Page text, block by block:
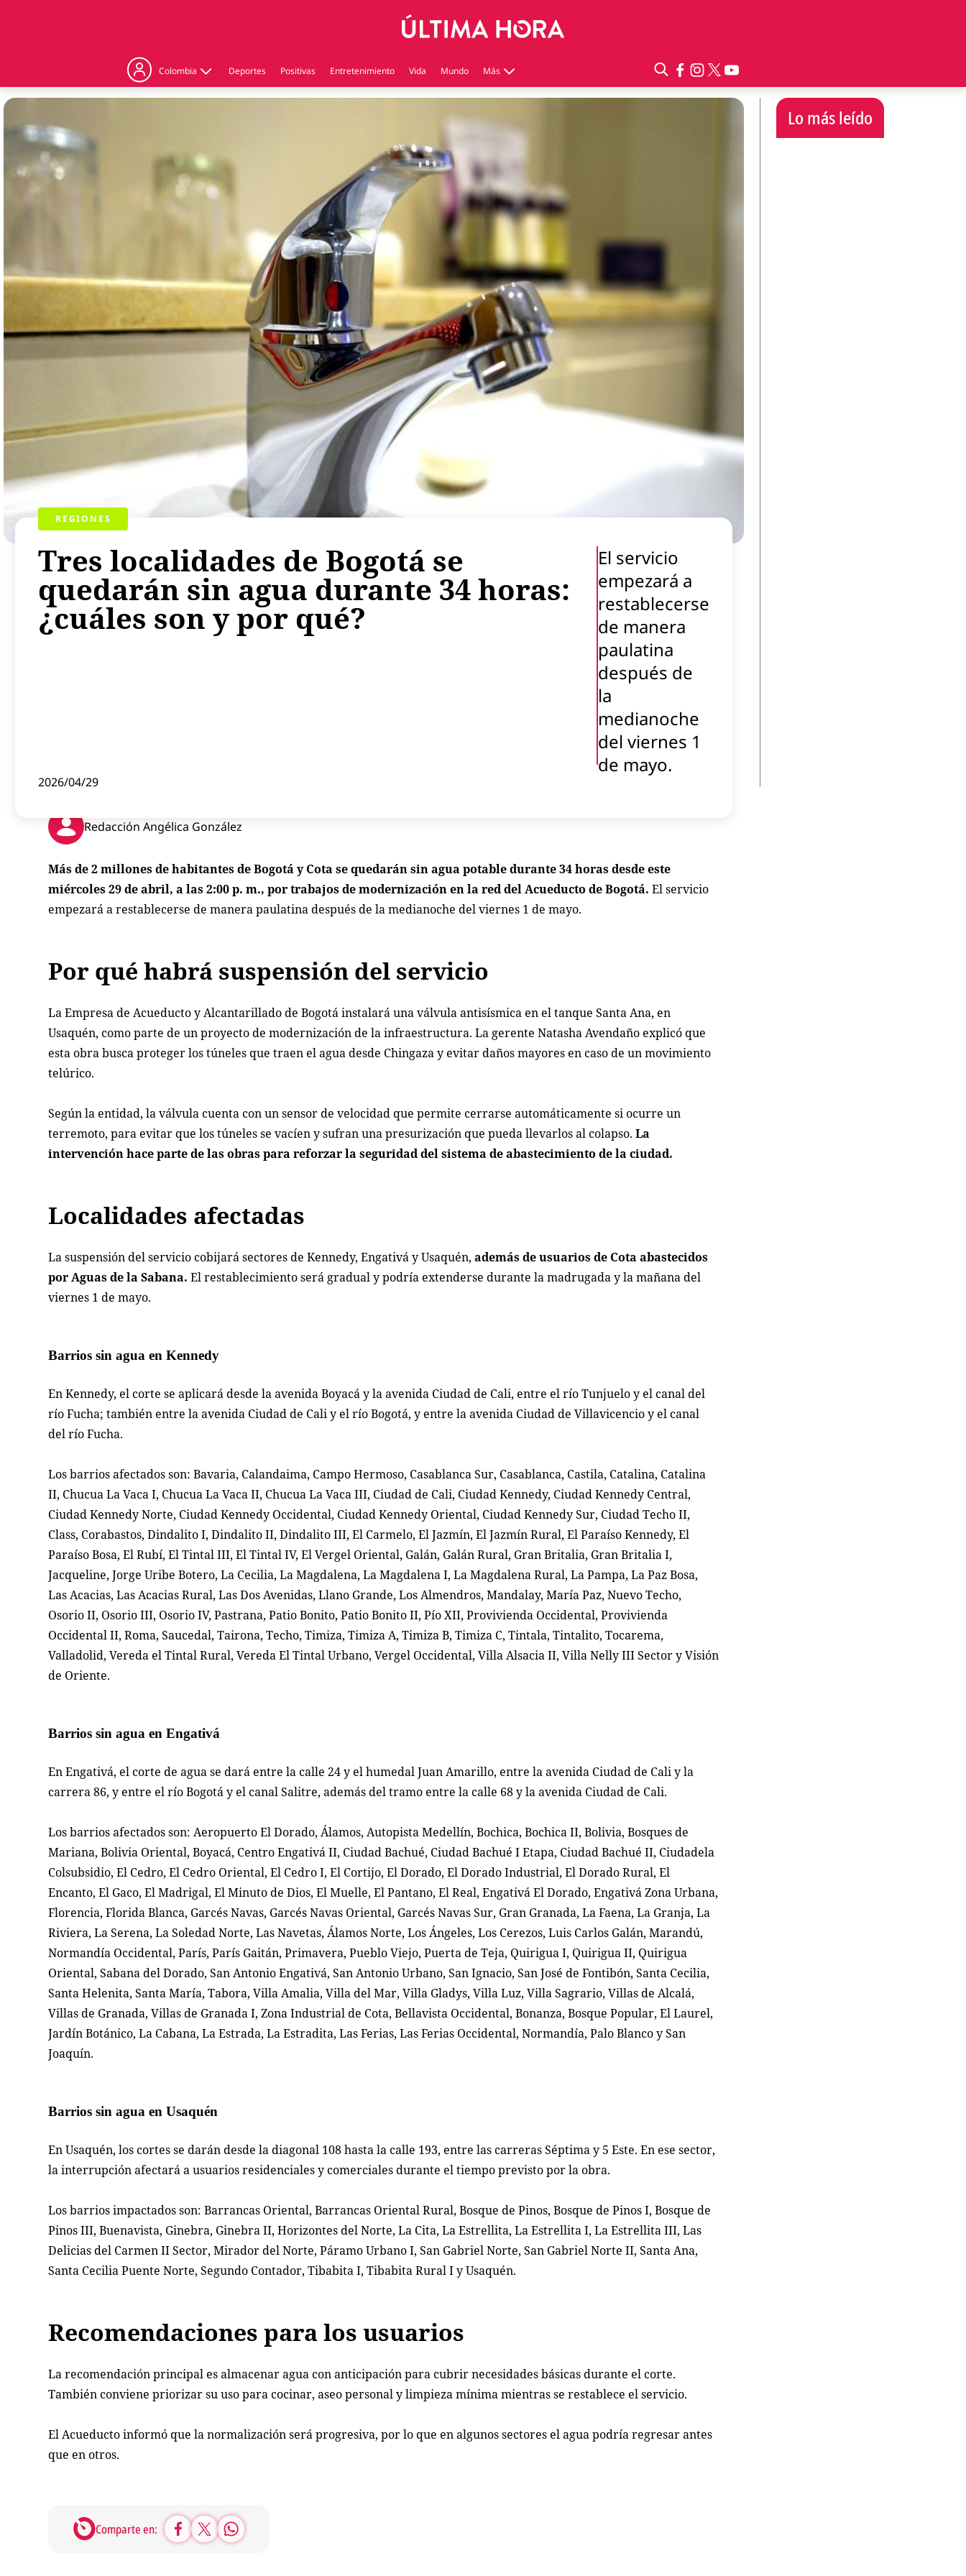
Colombia
Judicial
Deportes Positivas Entretenimiento Vida Mundo Más
Virales
Contenido patrocinado
Instagram
REGIONES
Tres localidades de Bogotá se
quedarán sin agua durante 34 horas:
¿cuáles son y por qué?
El servicio
empezará a
restablecerse
de manera
paulatina
después de
la
medianoche
del viernes 1
de mayo.
2026/04/29
Lo más leído
Redacción Angélica González
Más de 2 millones de habitantes de Bogotá y Cota se quedarán sin agua potable durante 34 horas desde este
miércoles 29 de abril, a las 2:00 p. m., por trabajos de modernización en la red del Acueducto de Bogotá.El servicio
empezará a restablecerse de manera paulatina después de la medianoche del viernes 1 de mayo.
Por qué habrá suspensión del servicio
La Empresa de Acueducto y Alcantarillado de Bogotá instalará una válvula antisísmica en el tanque Santa Ana, en
Usaquén, como parte de un proyecto de modernización de la infraestructura. La gerente Natasha Avendaño explicó que
esta obra busca proteger los túneles que traen el agua desde Chingaza y evitar daños mayores en caso de un movimiento
telúrico.
Según la entidad, la válvula cuenta con un sensor de velocidad que permite cerrarse automáticamente si ocurre un
terremoto, para evitar que los túneles se vacíen y sufran una presurización que pueda llevarlos al colapso.La
intervención hace parte de las obras para reforzar la seguridad del sistema de abastecimiento de la ciudad.
Localidades afectadas
La suspensión del servicio cobijará sectores de Kennedy, Engativá y Usaquén,además de usuarios de Cota abastecidos
por Aguas de la Sabana. El restablecimiento será gradual y podría extenderse durante la madrugada y la mañana del
viernes 1 de mayo.
Barrios sin agua en Kennedy
En Kennedy, el corte se aplicará desde la avenida Boyacá y la avenida Ciudad de Cali, entre el río Tunjuelo y el canal del
río Fucha; también entre la avenida Ciudad de Cali y el río Bogotá, y entre la avenida Ciudad de Villavicencio y el canal
del río Fucha.
Los barrios afectados son: Bavaria, Calandaima, Campo Hermoso, Casablanca Sur, Casablanca, Castila, Catalina, Catalina
II, Chucua La Vaca I, Chucua La Vaca II, Chucua La Vaca III, Ciudad de Cali, Ciudad Kennedy, Ciudad Kennedy Central,
Ciudad Kennedy Norte, Ciudad Kennedy Occidental, Ciudad Kennedy Oriental, Ciudad Kennedy Sur, Ciudad Techo II,
Class, Corabastos, Dindalito I, Dindalito II, Dindalito III, El Carmelo, El Jazmín, El Jazmín Rural, El Paraíso Kennedy, El
Paraíso Bosa, El Rubí, El Tintal III, El Tintal IV, El Vergel Oriental, Galán, Galán Rural, Gran Britalia, Gran Britalia I,
Jacqueline, Jorge Uribe Botero, La Cecilia, La Magdalena, La Magdalena I, La Magdalena Rural, La Pampa, La Paz Bosa,
Las Acacias, Las Acacias Rural, Las Dos Avenidas, Llano Grande, Los Almendros, Mandalay, María Paz, Nuevo Techo,
Osorio II, Osorio III, Osorio IV, Pastrana, Patio Bonito, Patio Bonito II, Pío XII, Provivienda Occidental, Provivienda
Occidental II, Roma, Saucedal, Tairona, Techo, Timiza, Timiza A, Timiza B, Timiza C, Tintala, Tintalito, Tocarema,
Valladolid, Vereda el Tintal Rural, Vereda El Tintal Urbano, Vergel Occidental, Villa Alsacia II, Villa Nelly III Sector y Visión
de Oriente.
Barrios sin agua en Engativá
En Engativá, el corte de agua se dará entre la calle 24 y el humedal Juan Amarillo, entre la avenida Ciudad de Cali y la
carrera 86, y entre el río Bogotá y el canal Salitre, además del tramo entre la calle 68 y la avenida Ciudad de Cali.
Los barrios afectados son: Aeropuerto El Dorado, Álamos, Autopista Medellín, Bochica, Bochica II, Bolivia, Bosques de
Mariana, Bolivia Oriental, Boyacá, Centro Engativá II, Ciudad Bachué, Ciudad Bachué I Etapa, Ciudad Bachué II, Ciudadela
Colsubsidio, El Cedro, El Cedro Oriental, El Cedro I, El Cortijo, El Dorado, El Dorado Industrial, El Dorado Rural, El
Encanto, El Gaco, El Madrigal, El Minuto de Dios, El Muelle, El Pantano, El Real, Engativá El Dorado, Engativá Zona Urbana,
Florencia, Florida Blanca, Garcés Navas, Garcés Navas Oriental, Garcés Navas Sur, Gran Granada, La Faena, La Granja, La
Riviera, La Serena, La Soledad Norte, Las Navetas, Álamos Norte, Los Ángeles, Los Cerezos, Luis Carlos Galán, Marandú,
Normandía Occidental, París, París Gaitán, Primavera, Pueblo Viejo, Puerta de Teja, Quirigua I, Quirigua II, Quirigua
Oriental, Sabana del Dorado, San Antonio Engativá, San Antonio Urbano, San Ignacio, San José de Fontibón, Santa Cecilia,
Santa Helenita, Santa María, Tabora, Villa Amalia, Villa del Mar, Villa Gladys, Villa Luz, Villa Sagrario, Villas de Alcalá,
Villas de Granada, Villas de Granada I, Zona Industrial de Cota, Bellavista Occidental, Bonanza, Bosque Popular, El Laurel,
Jardín Botánico, La Cabana, La Estrada, La Estradita, Las Ferias, Las Ferias Occidental, Normandía, Palo Blanco y San
Joaquín.
Barrios sin agua en Usaquén
En Usaquén, los cortes se darán desde la diagonal 108 hasta la calle 193, entre las carreras Séptima y 5 Este. En ese sector,
la interrupción afectará a usuarios residenciales y comerciales durante el tiempo previsto por la obra.
Los barrios impactados son: Barrancas Oriental, Barrancas Oriental Rural, Bosque de Pinos, Bosque de Pinos I, Bosque de
Pinos III, Buenavista, Ginebra, Ginebra II, Horizontes del Norte, La Cita, La Estrellita, La Estrellita I, La Estrellita III, Las
Delicias del Carmen II Sector, Mirador del Norte, Páramo Urbano I, San Gabriel Norte, San Gabriel Norte II, Santa Ana,
Santa Cecilia Puente Norte, Segundo Contador, Tibabita I, Tibabita Rural I y Usaquén.
Recomendaciones para los usuarios
La recomendación principal es almacenar agua con anticipación para cubrir necesidades básicas durante el corte.
También conviene priorizar su uso para cocinar, aseo personal y limpieza mínima mientras se restablece el servicio.
El Acueducto informó que la normalización será progresiva, por lo que en algunos sectores el agua podría regresar antes
que en otros.
Comparte en: